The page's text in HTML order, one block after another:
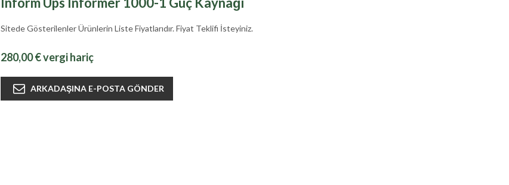
Sitede Gösterilenler Ürünlerin Liste Fiyatlarıdır. Fiyat Teklifi İsteyiniz.
280,00 € vergi hariç